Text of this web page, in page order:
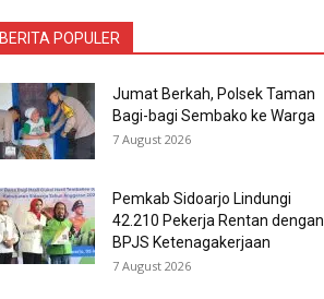
BERITA POPULER
Jumat Berkah, Polsek Taman
Bagi-bagi Sembako ke Warga
7 August 2026
Pemkab Sidoarjo Lindungi
42.210 Pekerja Rentan dengan
BPJS Ketenagakerjaan
7 August 2026